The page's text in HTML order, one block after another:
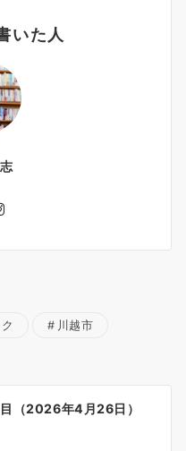
いた人
川越市
（2026年4月26日）